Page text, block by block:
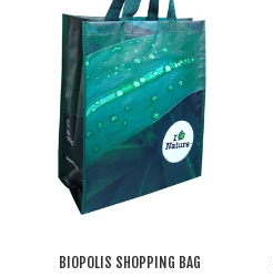
BIOPOLIS SHOPPING BAG